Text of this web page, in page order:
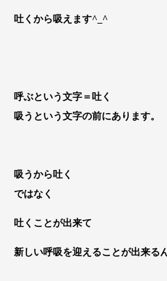
吐くから吸えます^_^
呼ぶという文字＝吐く
吸うという文字の前にあります。
吸うから吐く
ではなく
吐くことが出来て
新しい呼吸を迎えることが出来る